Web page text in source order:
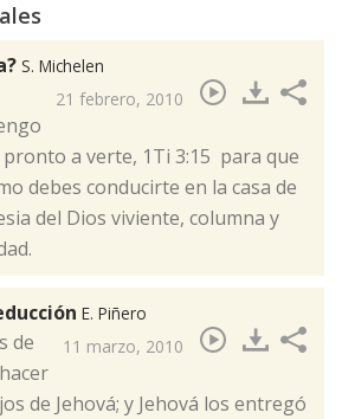
S. Michelen
21 febrero, 2010
a verte, 1Ti 3:15 para que
debes conducirte en la casa de
del Dios viviente, columna y
E. Piñero
11 marzo, 2010
de
de Jehová; y Jehová los entregó